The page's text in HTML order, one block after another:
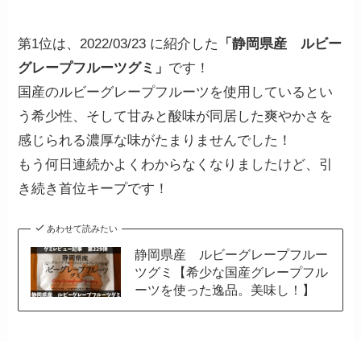
第1位は、2022/03/23 に紹介した
「静岡県産 ルビー
グレープフルーツグミ」 です！
国産のルビーグレープフルーツを使用しているとい
う希少性、そして甘みと酸味が同居した爽やかさを
感じられる濃厚な味がたまりませんでした！
もう何日連続かよくわからなくなりましたけど、引
き続き首位キープです！
あわせて読みたい
静岡県産 ルビーグレープフルー
ツグミ【希少な国産グレープフル
ーツを使った逸品。美味し！】